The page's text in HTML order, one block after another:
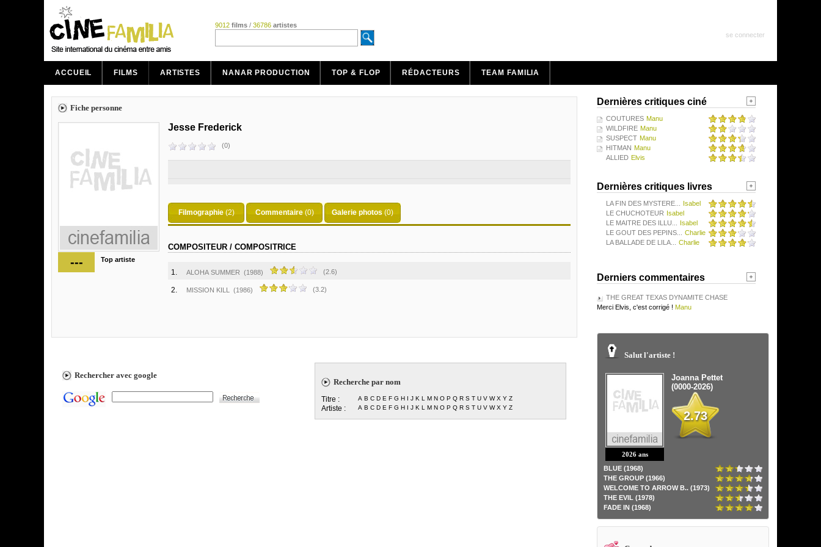
9012 films / 36786 artistes
se connecter
ACCUEIL FILMS ARTISTES NANAR PRODUCTION TOP & FLOP RÉDACTEURS TEAM FAMILIA
Fiche personne
--- Top artiste
Jesse Frederick
(0)
Filmographie(2) Commentaire(0) Galerie photos (0)
COMPOSITEUR / COMPOSITRICE
1. ALOHA SUMMER (1988) (2.6)
2. MISSION KILL (1986) (3.2)
Rechercher avec google
Recherche par nom
Titre : A B C D E F G H I J K L M N O P Q R S T U V W X Y Z
Artiste : A B C D E F G H I J K L M N O P Q R S T U V W X Y Z
Dernières critiques ciné
COUTURES Manu
WILDFIRE Manu
SUSPECT Manu
HITMAN Manu
ALLIED Elvis
Dernières critiques livres
LA FIN DES MYSTERE...
Isabel
LE CHUCHOTEUR Isabel
LE MAITRE DES ILLU...
Isabel
LE GOUT DES PEPINS...
Charlie
LA BALLADE DE LILA...
Charlie
Derniers commentaires
THE GREAT TEXAS DYNAMITE CHASE
Merci Elvis, c'est corrigé ! Manu
Salut l'artiste !
2026 ans
Joanna Pettet
(0000-2026)
2.73
BLUE (1968)
THE GROUP (1966)
WELCOME TO ARROW B.. (1973)
THE EVIL (1978)
FADE IN (1968)